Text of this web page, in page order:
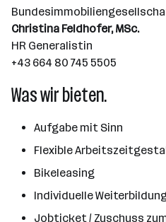
Christina Feldhofer, MSc.
HR Generalistin
+43 664 80 745 5505
Was wir bieten.
Aufgabe mit Sinn
Flexible
Bikeleasing
Individuelle
Jobticket / Zuschuss